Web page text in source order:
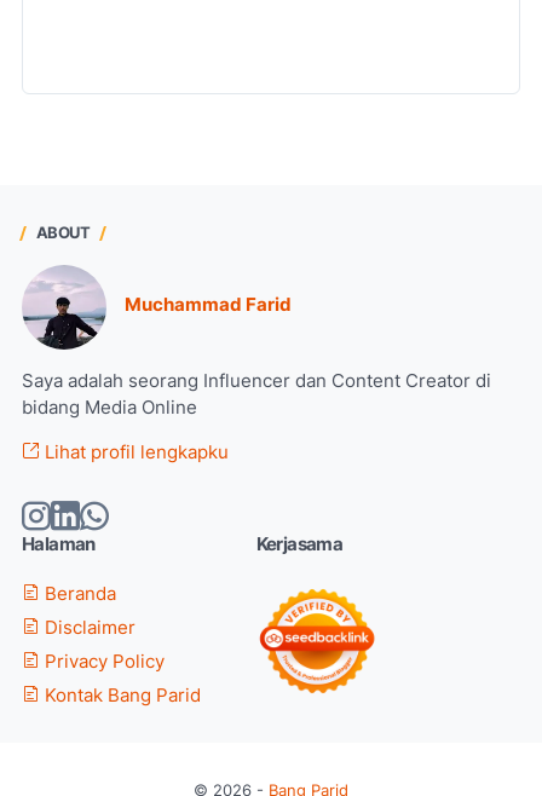
ABOUT
Muchammad Farid
Saya adalah seorang Influencer dan Content Creator di
bidang Media Online
Lihat profil lengkapku
Halaman
Beranda
Disclaimer
Privacy Policy
Kontak Bang Parid
Kerjasama
© 2026 - Bang Parid